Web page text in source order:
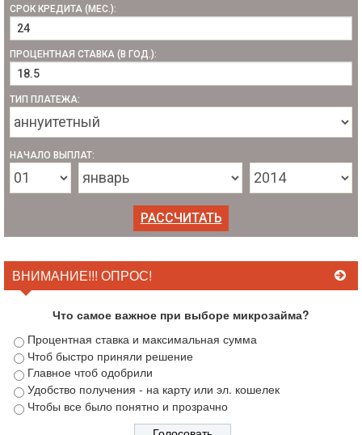
СРОК КРЕДИТА (МЕС.):
ПРОЦЕНТНАЯ СТАВКА (В ГОД.):
ТИП ПЛАТЕЖА:
НАЧАЛО ВЫПЛАТ:
ВНИМАНИЕ!!! ОПРОС!
Что самое важное при выборе микрозайма?
Процентная ставка и максимальная сумма
Чтоб быстро приняли решение
Главное чтоб одобрили
Удобство получения - на карту или эл. кошелек
Чтобы все было понятно и прозрачно